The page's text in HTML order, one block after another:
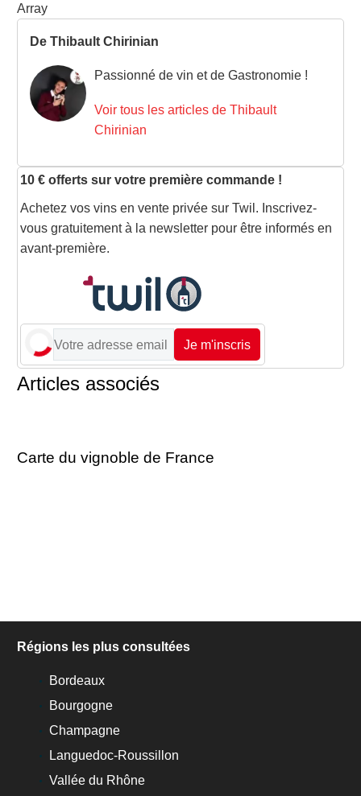
Array
De Thibault Chirinian
Passionné de vin et de Gastronomie !
Voir tous les articles de Thibault
Chirinian
10 € offerts sur votre première commande !
Achetez vos vins en vente privée sur Twil. Inscrivez-
vous gratuitement à la newsletter pour être informés en
avant-première.
Je m'inscris
Articles associés
Carte du vignoble de France
Régions les plus consultées
Bordeaux
Bourgogne
Champagne
Languedoc-Roussillon
Vallée du Rhône